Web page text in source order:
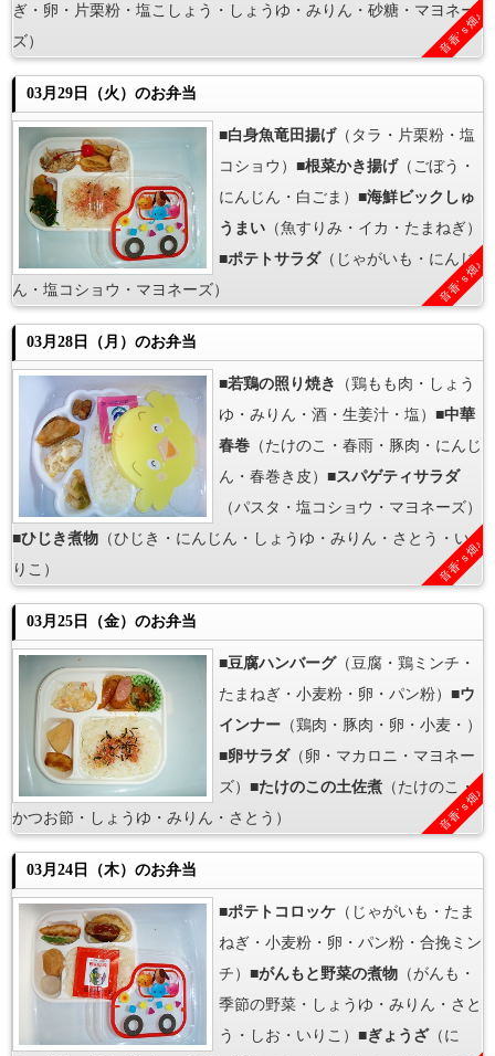
ぎ・卵・片栗粉・塩こしょう・しょうゆ・みりん・砂糖・マヨネー
ズ）
音香’ｓ畑♪
03月29日（火）のお弁当
■白身魚竜田揚げ（タラ・片栗粉・塩
コショウ）■根菜かき揚げ（ごぼう・
にんじん・白ごま）■海鮮ビックしゅ
うまい （魚すりみ・イカ・たまねぎ）
■ポテトサラダ（じゃがいも・にんじ
ん・塩コショウ・マヨネーズ）
音香’ｓ畑♪
03月28日（月）のお弁当
■若鶏の照り焼き
（鶏もも肉・しょう
ゆ・みりん・酒・生姜汁・塩）■中華
春巻 （たけのこ・春雨・豚肉・にんじ
ん・春巻き皮）■スパゲティサラダ
（パスタ・塩コショウ・マヨネーズ）
■ひじき煮物 （ひじき・にんじん・しょうゆ・みりん・さとう・い
りこ）
音香’ｓ畑♪
03月25日（金）のお弁当
■豆腐ハンバーグ（豆腐・鶏ミンチ・
たまねぎ・小麦粉・卵・パン粉）■ウ
インナー （鶏肉・豚肉・卵・小麦・）
■卵サラダ（卵・マカロニ・マヨネー
ズ）■たけのこの土佐煮 （たけのこ・
かつお節・しょうゆ・みりん・さとう）
音香’ｓ畑♪
03月24日（木）のお弁当
■ポテトコロッケ （じゃがいも・たま
ねぎ・小麦粉・卵・パン粉・合挽ミン
チ）■がんもと野菜の煮物 （がんも・
季節の野菜・しょうゆ・みりん・さと
う・しお・いりこ）■ぎょうざ（に